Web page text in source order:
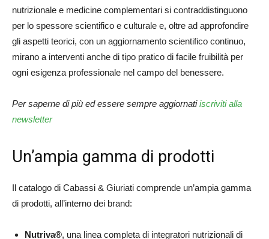
nutrizionale e medicine complementari si contraddistinguono
per lo spessore scientifico e culturale e, oltre ad approfondire
gli aspetti teorici, con un aggiornamento scientifico continuo,
mirano a interventi anche di tipo pratico di facile fruibilità per
ogni esigenza professionale nel campo del benessere.
Per saperne di più ed essere sempre aggiornatiiscriviti alla
newsletter
Un’ampia gamma di prodotti
Il catalogo di Cabassi & Giuriati comprende un’ampia gamma
di prodotti, all’interno dei brand:
Nutriva®, una linea completa di integratori nutrizionali di